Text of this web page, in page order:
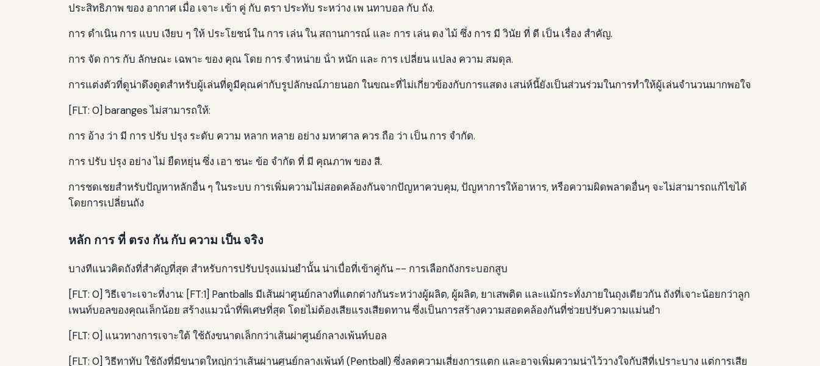
ประสิทธิภาพ ของ อากาศ เมื่อ เจาะ เข้า คู่ กับ ตรา ประทับ ระหว่าง เพ นทาบอล กับ ถัง.
การ ดําเนิน การ แบบ เงียบ ๆ ให้ ประโยชน์ ใน การ เล่น ใน สถานการณ์ และ การ เล่น ดง ไม้ ซึ่ง การ มี วินัย ที่ ดี เป็น เรื่อง สําคัญ.
การ จัด การ กับ ลักษณะ เฉพาะ ของ คุณ โดย การ จําหน่าย น้ํา หนัก และ การ เปลี่ยน แปลง ความ สมดุล.
การแต่งตัวที่ดูน่าดึงดูดสําหรับผู้เล่นที่ดูมีคุณค่ากับรูปลักษณ์ภายนอก ในขณะที่ไม่เกี่ยวข้องกับการแสดง เสน่ห์นี้ยังเป็นส่วนร่วมในการทําให้ผู้เล่นจํานวนมากพอใจ
[FLT: 0] baranges ไม่สามารถให้:
การ อ้าง ว่า มี การ ปรับ ปรุง ระดับ ความ หลาก หลาย อย่าง มหาศาล ควร ถือ ว่า เป็น การ จํากัด.
การ ปรับ ปรุง อย่าง ไม่ ยืดหยุ่น ซึ่ง เอา ชนะ ข้อ จํากัด ที่ มี คุณภาพ ของ สี.
การชดเชยสําหรับปัญหาหลักอื่น ๆ ในระบบ การเพิ่มความไม่สอดคล้องกันจากปัญหาควบคุม, ปัญหาการให้อาหาร, หรือความผิดพลาดอื่นๆ จะไม่สามารถแก้ไขได้
โดยการเปลี่ยนถัง
หลัก การ ที่ ตรง กัน กับ ความ เป็น จริง
บางทีแนวคิดถังที่สําคัญที่สุด สําหรับการปรับปรุงแม่นยํานั้น น่าเบื่อที่เข้าคู่กัน -- การเลือกถังกระบอกสูบ
[FLT: 0] วิธีเจาะเจาะที่งาน: [FT:1] Pantballs มีเส้นผ่าศูนย์กลางที่แตกต่างกันระหว่างผู้ผลิต, ผู้ผลิต, ยาเสพติด และแม้กระทั่งภายในถุงเดียวกัน ถังที่เจาะน้อยกว่าลูก
เพนท์บอลของคุณเล็กน้อย สร้างแมวน้ําที่พิเศษที่สุด โดยไม่ต้องเสียแรงเสียดทาน ซึ่งเป็นการสร้างความสอดคล้องกันที่ช่วยปรับความแม่นยํา
[FLT: 0] แนวทางการเจาะใต้ ใช้ถังขนาดเล็กกว่าเส้นผ่าศูนย์กลางเพ้นท์บอล
[FLT: 0] วิธีทาทับ ใช้ถังที่มีขนาดใหญ่กว่าเส้นผ่านศูนย์กลางเพ้นท์ (Pentball) ซึ่งลดความเสี่ยงการแตก และอาจเพิ่มความน่าไว้วางใจกับสีที่เปราะบาง แต่การเสีย